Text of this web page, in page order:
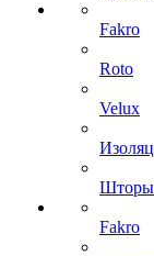
Fakro
Roto
Velux
Шторы
Fakro